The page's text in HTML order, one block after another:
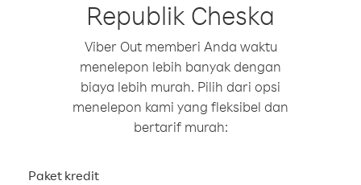
Republik Cheska
Viber Out memberi Anda waktu
menelepon lebih banyak dengan
biaya lebih murah. Pilih dari opsi
menelepon kami yang fleksibel dan
bertarif murah:
Paket kredit